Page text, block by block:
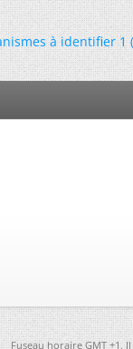
à identifier 1
Fuseau horaire GMT +1.